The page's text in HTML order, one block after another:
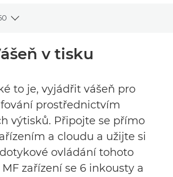
Toggle breadcrumbs
v tisku
to je, vyjádřit vášeň pro
prostřednictvím
výtisků. Připojte se přímo
a cloudu a užijte si
ovládání tohoto
zařízení se 6 inkousty a